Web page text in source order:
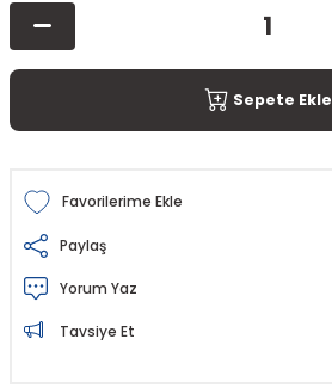
Sepete Ekle
Paylaş
Yorum Yaz
Tavsiye Et